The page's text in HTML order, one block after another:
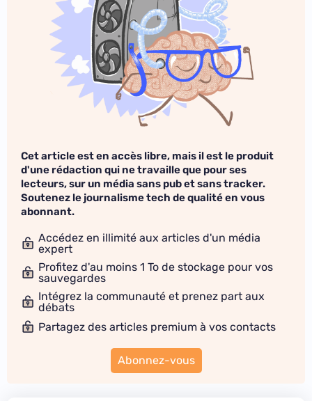
Cet article est en accès libre, mais il est le produit
d'une rédaction qui ne travaille que pour ses
lecteurs, sur un média sans pub et sans tracker.
Soutenez le journalisme tech de qualité en vous
abonnant.
Accédez en illimité aux articles d'un média
expert
Profitez d'au moins 1 To de stockage pour vos
sauvegardes
Intégrez la communauté et prenez part aux
débats
Partagez des articles premium à vos contacts
Abonnez-vous